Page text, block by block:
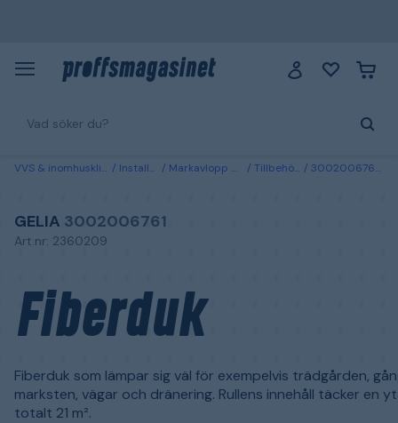
VVS & inomhusklimat Installation Markavlopp & dränering Tillbehör dränering 3002006761 Gelia Fiberduk 1,4 x 15 m
GELIA 3002006761
Art.nr: 2360209
Fiberduk
Fiberduk som lämpar sig väl för exempelvis trädgården,
marksten, vägar och dränering. Rullens innehåll täcker en
totalt 21 m².